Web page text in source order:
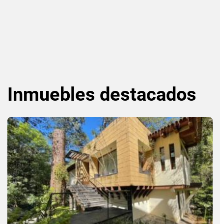
Inmuebles destacados